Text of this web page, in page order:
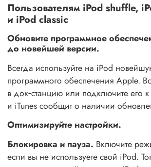
Пользователям iPod shuffle,
и iPod classic
Обновите программное
до новейшей версии.
Всегда используйте на iPod
программного обеспечения Apple.
в док‑станцию или подключите его
и iTunes сообщит о наличии
Оптимизируйте настройки.
Блокировка и пауза. Включите
если вы не используете свой iPod.